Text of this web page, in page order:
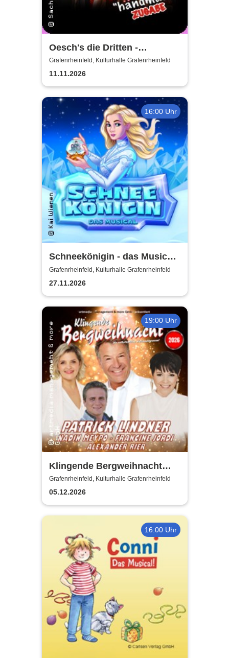
Oesch's die Dritten -
Händmade Tour 2025
Grafenrheinfeld, Kulturhalle Grafenrheinfeld
11.11.2026
16:00 Uhr
Schneekönigin - das Musical |
Theater Liberi
Grafenrheinfeld, Kulturhalle Grafenrheinfeld
27.11.2026
19:00 Uhr
Klingende Bergweihnacht
2026 - Die volkstümliche
Weihnachtsrevue
Grafenrheinfeld, Kulturhalle Grafenrheinfeld
05.12.2026
16:00 Uhr